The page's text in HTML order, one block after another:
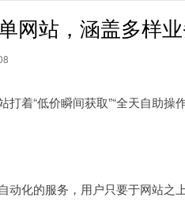
网站，涵盖多样
着“低价瞬间获取”“全天自助
动化的服务，用户只要于网站之